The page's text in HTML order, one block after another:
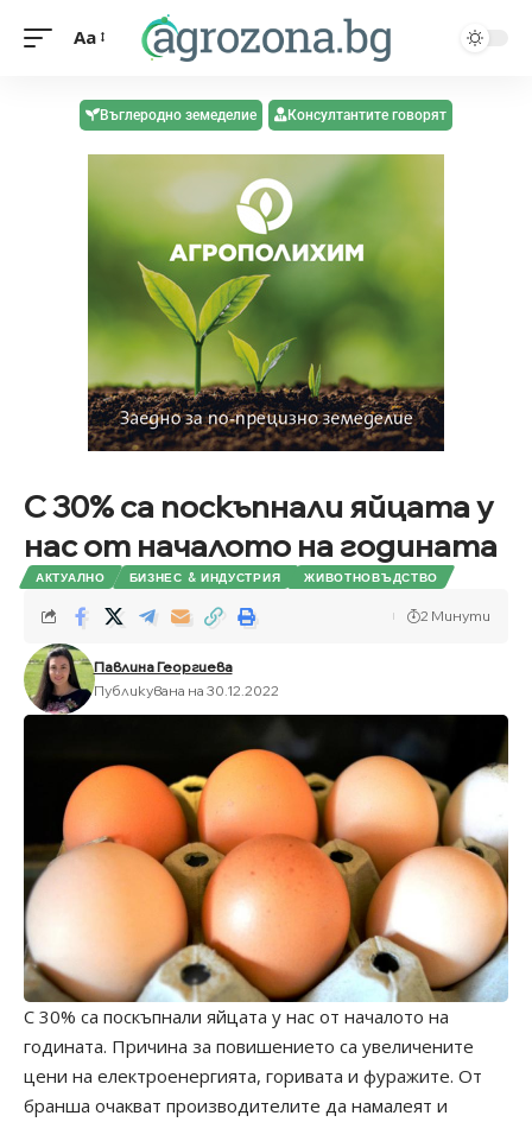
Aa
Въглеродно земеделие Консултантите говорят
С 30% са поскъпнали яйцата у
нас от началото на годината
АКТУАЛНО БИЗНЕС & ИНДУСТРИЯ ЖИВОТНОВЪДСТВО
Павлина Георгиева
Публикувана на 30.12.2022
2 Минути
С 30% са поскъпнали яйцата у нас от началото на
годината. Причина за повишението са увеличените
цени на електроенергията, горивата и фуражите. От
бранша очакват производителите да намалеят и